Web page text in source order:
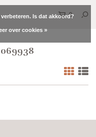
0
Is dat akkoord?
over cookies »